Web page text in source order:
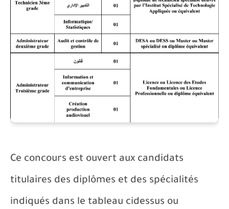
Ce concours est ouvert aux candidats
titulaires des diplômes et des spécialités
indiqués dans le tableau cidessus ou